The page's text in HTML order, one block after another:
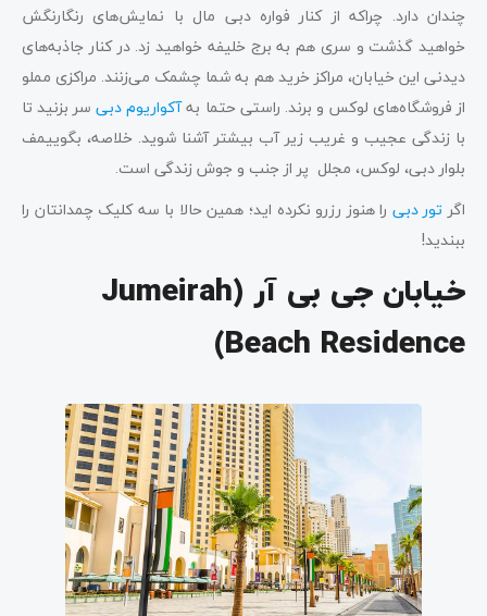
چندان دارد. چراکه از کنار فواره دبی مال با نمایش‌های رنگارنگش
خواهید گذشت و سری هم به برج خلیفه خواهید زد. در کنار جاذبه‌های
دیدنی این خیابان، مراکز خرید هم به شما چشمک می‌زنند. مراکزی مملو
از فروشگاه‌های لوکس و برند. راستی حتما بهآکواریوم دبیسر بزنید تا
با زندگی عجیب و غریب زیر آب بیشتر آشنا شوید. خلاصه، بگوییمف
بلوار دبی، لوکس، مجلل پر از جنب و جوش زندگی است.
اگر تور دبی را هنوز رزرو نکرده اید؛ همین حالا با سه کلیک چمدانتان را
ببندید!
خیابان
جی بی آر (Jumeirah
Beach Residence)